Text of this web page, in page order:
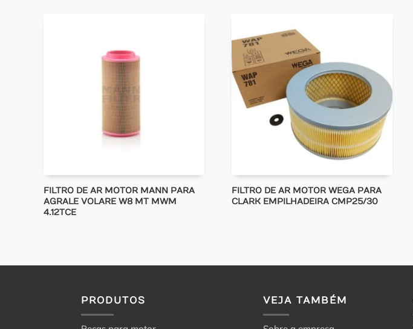
FILTRO DE AR MOTOR MANN PARA
AGRALE VOLARE W8 MT MWM
4.12TCE
FILTRO DE AR MOTOR WEGA PARA
CLARK EMPILHADEIRA CMP25/30
PRODUTOS VEJA TAMBÉM